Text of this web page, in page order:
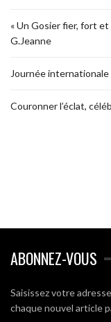
« Un Gosier fier, fort
G.Jeanne
Journée
Couronner l’éclat,
ABONNEZ-VOUS
Saisissez votre
chaque nouvel article